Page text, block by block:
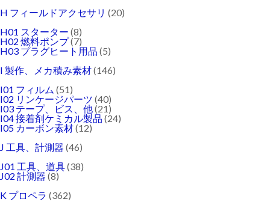
H フィールドアクセサリ (20)
H01 スターター (8)
H02 燃料ポンプ(7)
H03 プラグヒート用品 (5)
I 製作、メカ積み素材(146)
I01 フィルム (51)
I02 リンケージパーツ (40)
I03 テープ、ビス、他(21)
I04 接着剤ケミカル製品 (24)
I05 カーボン素材(12)
J 工具、計測器 (46)
J01 工具、道具(38)
J02 計測器 (8)
K プロペラ (362)